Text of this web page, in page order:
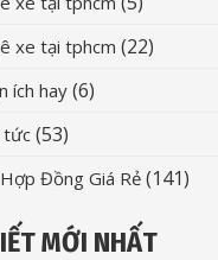
xe tại tphcm (22)
ích hay (6)
tức (53)
Đồng Giá Rẻ (141)
MỚI NHẤT